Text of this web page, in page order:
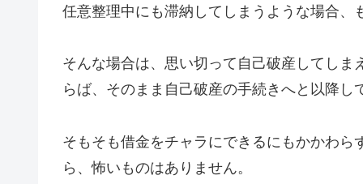
任意整理中にも滞納してしまうような場合、
そんな場合は、思い切って自己破産してし
らば、そのまま自己破産の手続きへと以降し
そもそも借金をチャラにできるにもかかわ
ら、怖いものはありません。